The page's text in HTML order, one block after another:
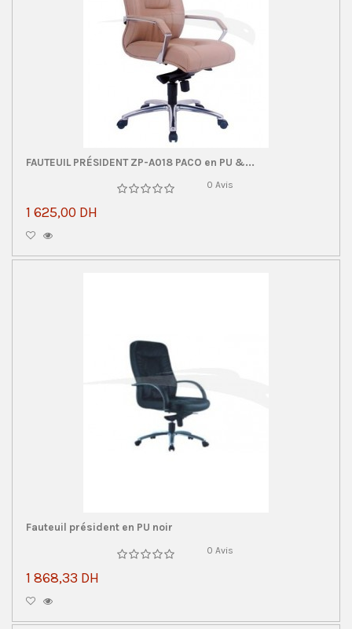
FAUTEUIL PRÉSIDENT ZP-A018 PACO en PU &...
0 Avis
1 625,00 DH
Fauteuil président en PU noir
0 Avis
1 868,33 DH